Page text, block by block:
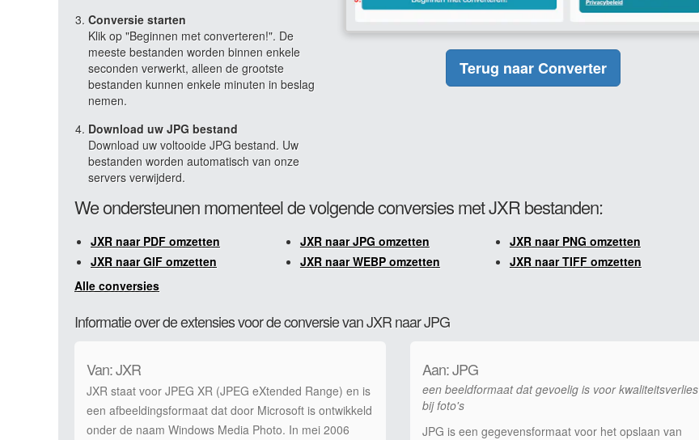
Conversie starten
Klik op "Beginnen met converteren!". De
meeste bestanden worden binnen enkele
seconden verwerkt, alleen de grootste
bestanden kunnen enkele minuten in beslag
nemen.
Download uw JPG bestand
Download uw voltooide JPG bestand. Uw
bestanden worden automatisch van onze
servers verwijderd.
Terug naar Converter
We ondersteunen momenteel de volgende conversies met JXR bestanden:
JXR naar PDF omzetten JXR naar JPG omzetten
JXR naar PNG omzetten
JXR naar GIF omzetten
JXR naar WEBP omzetten
JXR naar TIFF omzetten
Alle conversies
Informatie over de extensies voor de conversie van JXR naar JPG
Van: JXR
JXR staat voor JPEG XR (JPEG eXtended Range) en is
een afbeeldingsformaat dat door Microsoft is ontwikkeld
onder de naam Windows Media Photo. In mei 2006
Aan: JPG
een beeldformaat dat gevoelig is voor kwaliteitsverlies
bij foto's
JPG is een gegevensformaat voor het opslaan van